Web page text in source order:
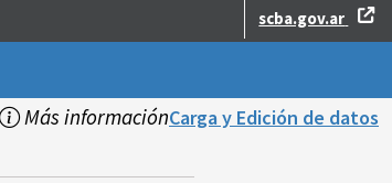
scba.gov.ar
Más informaciónCarga y Edición de datos